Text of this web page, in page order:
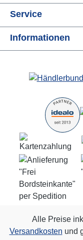
Service
Informationen
Alle Preise
Versandkosten und